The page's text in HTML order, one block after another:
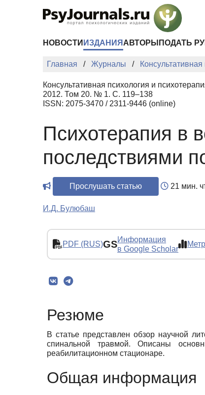
НОВОСТИ ИЗДАНИЯ АВТОРЫ ПОДАТЬ
Главная Журналы
Консультативная психология и
2012. Том 20. № 1. С. 119–138
ISSN: 2075-3470 / 2311-9446 (online)
Психотерапия в
последствиями
Прослушать статью 21 мин.
И.Д. Булюбаш
PDF (RUS)GSИнформация
в Google Scholar
Резюме
В статье представлен обзор научной
спинальной травмой. Описаны
реабилитационном стационаре.
Общая информация